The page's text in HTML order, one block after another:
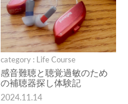
category : Life Course
感音難聴と聴覚過敏のため
の補聴器探し体験記
2024.11.14